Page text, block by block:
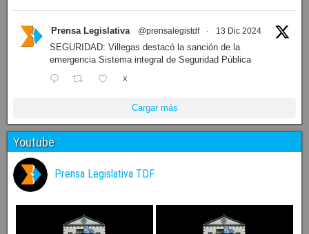
Prensa Legislativa @prensalegistdf · 13 Dic 2024
SEGURIDAD: Villegas destacó la sanción de la
emergencia Sistema integral de Seguridad Pública
X
Cargar más
Youtube
Prensa Legislativa TDF